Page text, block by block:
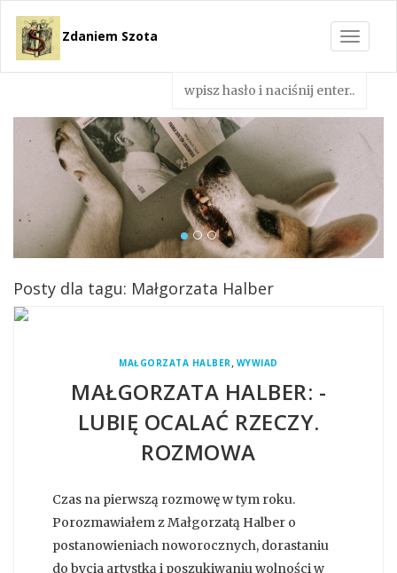
Toggle
Zdaniem Szota
Posty dla tagu: Małgorzata Halber
MAŁGORZATA HALBER, WYWIAD
MAŁGORZATA HALBER: -
LUBIĘ OCALAĆ RZECZY.
ROZMOWA
Czas na pierwszą rozmowę w tym roku.
Porozmawiałem z Małgorzatą Halber o
postanowieniach noworocznych, dorastaniu
do bycia artystką i poszukiwaniu wolności w